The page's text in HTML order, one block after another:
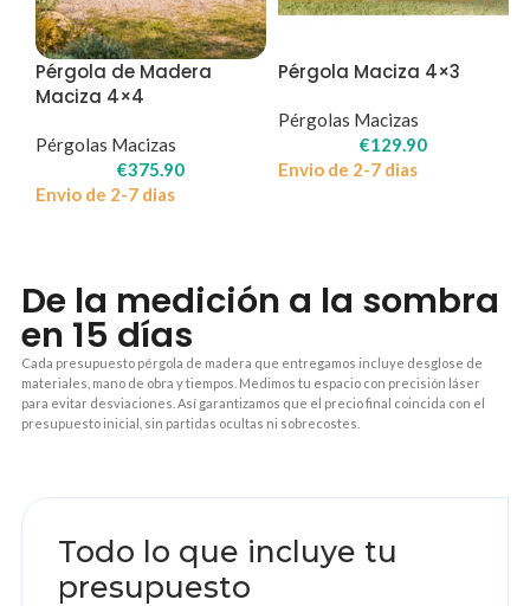
Pérgola de Madera
Maciza 4×4
Pérgolas Macizas
€375.90
Envio de 2-7 dias
Pérgola Maciza 4×3
Pérgolas Macizas
€129.90
Envio de 2-7 dias
De la medición a la sombra
en 15 días
Cada presupuesto pérgola de madera que entregamos incluye desglose de
materiales, mano de obra y tiempos. Medimos tu espacio con precisión láser
para evitar desviaciones. Así garantizamos que el precio final coincida con el
presupuesto inicial, sin partidas ocultas ni sobrecostes.
Todo lo que incluye tu
presupuesto